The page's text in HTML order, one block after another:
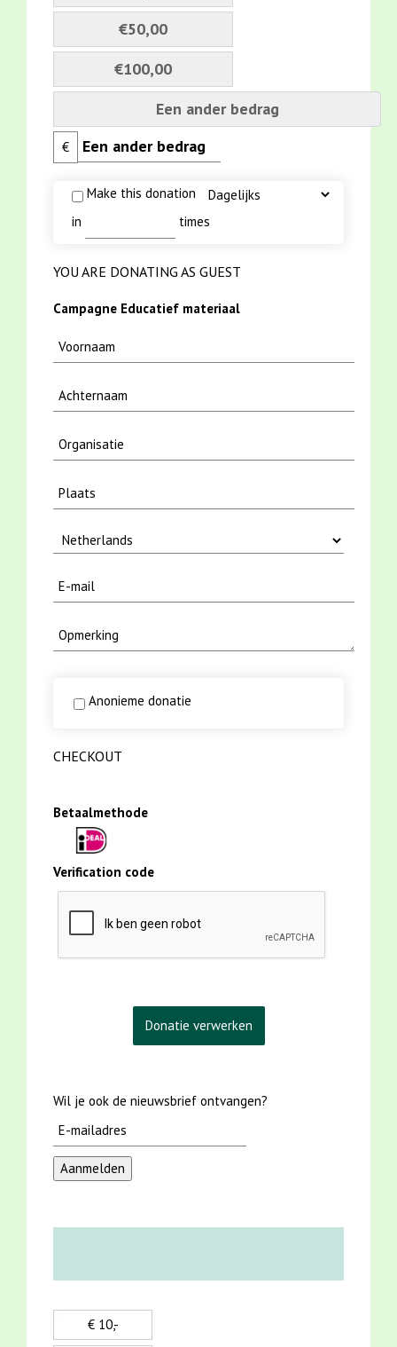
€50,00
€100,00
Een ander bedrag
€
Make this donation
in
times
YOU ARE DONATING AS GUEST
Campagne Educatief materiaal
Anonieme donatie
CHECKOUT
Betaalmethode
Verification code
Wil je ook de nieuwsbrief ontvangen?
€ 10,-